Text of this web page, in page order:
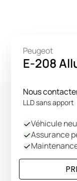
Peugeot
E-208
Nous
LLD sans apport
Véhicule
Assurance